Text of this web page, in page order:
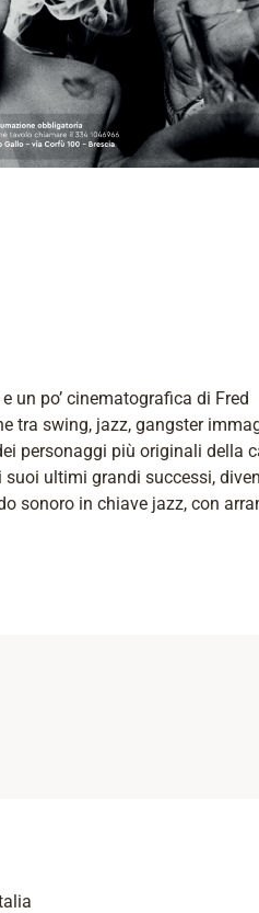
un po’ cinematografica di Fred
tra swing, jazz, gangster
personaggi più originali della
suoi ultimi grandi successi,
sonoro in chiave jazz, con